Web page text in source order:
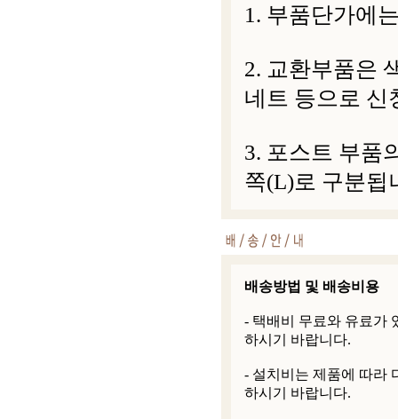
1. 부품단가에
2. 교환부품은
네트 등으로 신
3. 포스트 부품
쪽(L)로 구분됩
배송방법 및 배송비용
- 택배비 무료와 유료가
하시기 바랍니다.
- 설치비는 제품에 따라
하시기 바랍니다.